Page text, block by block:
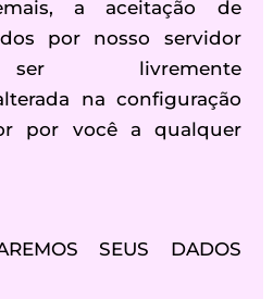
a aceitação de
por nosso servidor
livremente
na configuração
por você a qualquer
SEUS DADOS